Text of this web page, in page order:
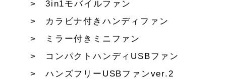
3in1モバイルファン
カラビナ付きハンディファン
ミラー付きミニファン
コンパクトハンディUSBファン
ハンズフリーUSBファンver.2